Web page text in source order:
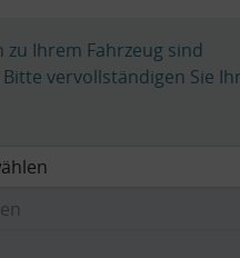
zu Ihrem Fahrzeug sind
vervollständigen Sie